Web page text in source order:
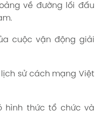
về đường lối đấu
cuộc vận động giải
sử cách mạng Việt
hình thức tổ chức và